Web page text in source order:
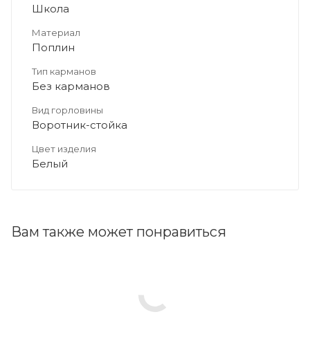
Школа
Материал
Поплин
Тип карманов
Без карманов
Вид горловины
Воротник-стойка
Цвет изделия
Белый
Вам также может понравиться